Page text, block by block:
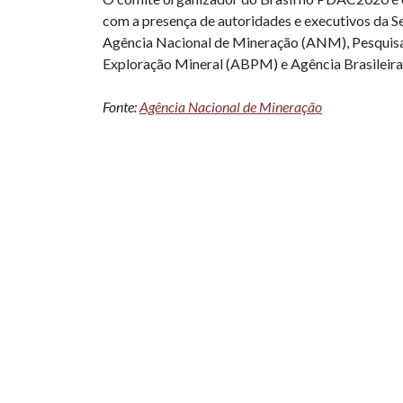
com a presença de autoridades e executivos
Agência Nacional de Mineração (ANM),
Exploração Mineral (ABPM) e Agência
Fonte:Agência Nacional de Mineração